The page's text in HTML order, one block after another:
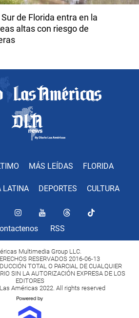
Sur de Florida entra en la
altas con riesgo de
MÁS LEÍDAS FLORIDA
LATINA DEPORTES CULTURA
RSS
Multimedia Group LLC.
RESERVADOS 2016-06-13
TOTAL O PARCIAL DE CUALQUIER
SIN LA AUTORIZACIÓN EXPRESA DE LOS
EDITORES
Américas 2022. All rights reserved